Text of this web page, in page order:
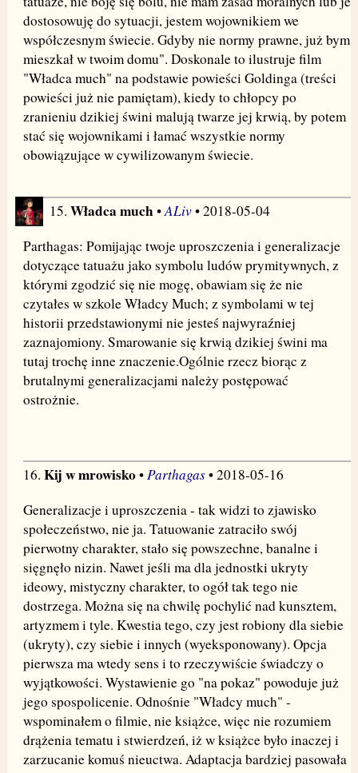
dostosowuję do sytuacji, jestem wojownikiem we
współczesnym świecie. Gdyby nie normy prawne, już bym
mieszkał w twoim domu". Doskonale to ilustruje film
"Władca much" na podstawie powieści Goldinga (treści
powieści już nie pamiętam), kiedy to chłopcy po
zranieniu dzikiej świni malują twarze jej krwią, by potem
stać się wojownikami i łamać wszystkie normy
obowiązujące w cywilizowanym świecie.
15. Władca much•ALiv• 2018-05-04
Parthagas: Pomijając twoje uproszczenia i generalizacje
dotyczące tatuażu jako symbolu ludów prymitywnych, z
którymi zgodzić się nie mogę, obawiam się że nie
czytałes w szkole Władcy Much; z symbolami w tej
historii przedstawionymi nie jesteś najwyraźniej
zaznajomiony. Smarowanie się krwią dzikiej świni ma
tutaj trochę inne znaczenie.Ogólnie rzecz biorąc z
brutalnymi generalizacjami należy postępować
ostrożnie.
16. Kij w mrowisko•Parthagas• 2018-05-16
Generalizacje i uproszczenia - tak widzi to zjawisko
społeczeństwo, nie ja. Tatuowanie zatraciło swój
pierwotny charakter, stało się powszechne, banalne i
sięgnęło nizin. Nawet jeśli ma dla jednostki ukryty
ideowy, mistyczny charakter, to ogół tak tego nie
dostrzega. Można się na chwilę pochylić nad kunsztem,
artyzmem i tyle. Kwestia tego, czy jest robiony dla siebie
(ukryty), czy siebie i innych (wyeksponowany). Opcja
pierwsza ma wtedy sens i to rzeczywiście świadczy o
wyjątkowości. Wystawienie go "na pokaz" powoduje już
jego spospolicenie. Odnośnie "Władcy much" -
wspominałem o filmie, nie książce, więc nie rozumiem
drążenia tematu i stwierdzeń, iż w książce było inaczej i
zarzucanie komuś nieuctwa. Adaptacja bardziej pasowała